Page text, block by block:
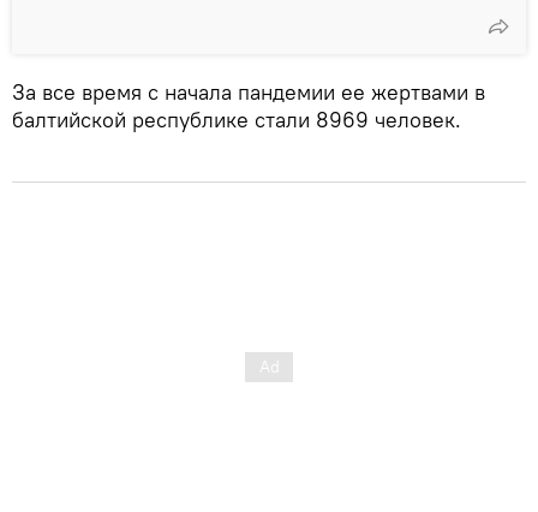
За все время с начала пандемии ее жертвами в
балтийской республике стали 8969 человек.